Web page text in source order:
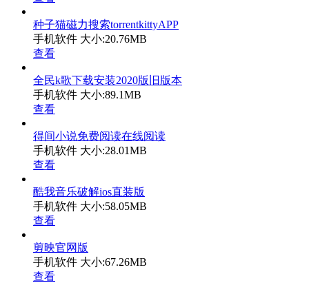
种子猫磁力搜索torrentkittyAPP
手机软件 大小:20.76MB
查看
全民k歌下载安装2020版旧版本
手机软件 大小:89.1MB
查看
得间小说免费阅读在线阅读
手机软件 大小:28.01MB
查看
酷我音乐破解ios直装版
手机软件 大小:58.05MB
查看
剪映官网版
手机软件 大小:67.26MB
查看